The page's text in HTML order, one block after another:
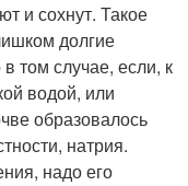
и сохнут. Такое
долгие
том случае, если, к
водой, или
образовалось
натрия.
надо его